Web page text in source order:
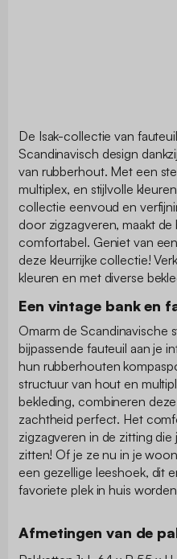
De Isak-collectie van
Scandinavisch design
van rubberhout. Met een
multiplex, en stijlvolle
collectie eenvoud en
door zigzagveren, maakt
comfortabel. Geniet van
deze kleurrijke collectie!
kleuren en met diverse
Een vintage bank en
Omarm de Scandinavische
bijpassende fauteuil aan je
hun rubberhouten
structuur van hout en
bekleding, combineren
zachtheid perfect. Het
zigzagveren in de zitting
zitten! Of je ze nu in je
een gezellige leeshoek, dit
favoriete plek in huis
Afmetingen van de